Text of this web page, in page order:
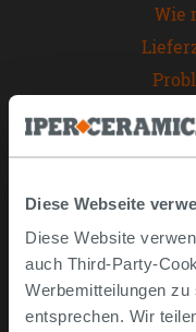
Diese Webseite
Diese Website
auch Third-Party-
Werbemitteilungen zu
entsprechen. Wir
Wie
FAQ